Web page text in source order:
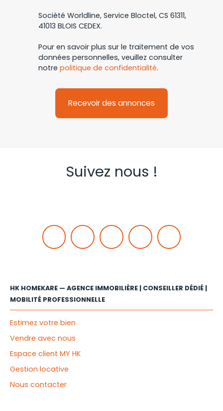
Société Worldline, Service Bloctel, CS 61311,
41013 BLOIS CEDEX.
Pour en savoir plus sur le traitement de vos
données personnelles, veuillez consulter
notre politique de confidentialité.
Recevoir des annonces
Suivez nous !
HK HOMEKARE — AGENCE IMMOBILIÈRE | CONSEILLER DÉDIÉ |
MOBILITÉ PROFESSIONNELLE
Estimez votre bien
Vendre avec nous
Espace client MY HK
Gestion locative
Nous contacter